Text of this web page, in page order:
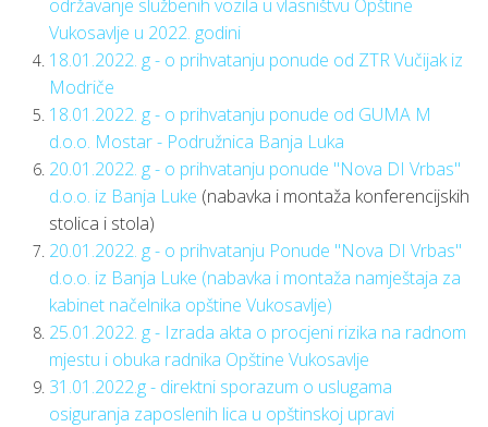
održavanje službenih vozila u vlasništvu Opštine
Vukosavlje u 2022. godini
18.01.2022. g - o prihvatanju ponude od ZTR Vučijak iz
Modriče
18.01.2022. g - o prihvatanju ponude od GUMA M
d.o.o. Mostar - Podružnica Banja Luka
20.01.2022. g - o prihvatanju ponude "Nova DI Vrbas"
d.o.o. iz Banja Luke (nabavka i montaža konferencijskih
stolica i stola)
20.01.2022. g - o prihvatanju Ponude "Nova DI Vrbas"
d.o.o. iz Banja Luke (nabavka i montaža namještaja za
kabinet načelnika opštine Vukosavlje)
25.01.2022. g - Izrada akta o procjeni rizika na radnom
mjestu i obuka radnika Opštine Vukosavlje
31.01.2022.g - direktni sporazum o uslugama
osiguranja zaposlenih lica u opštinskoj upravi